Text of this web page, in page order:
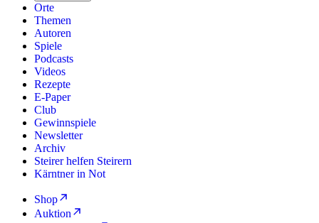
Orte
Themen
Autoren
Spiele
Podcasts
Videos
Rezepte
E-Paper
Club
Gewinnspiele
Newsletter
Archiv
Steirer helfen Steirern
Kärntner in Not
Shop
Auktion